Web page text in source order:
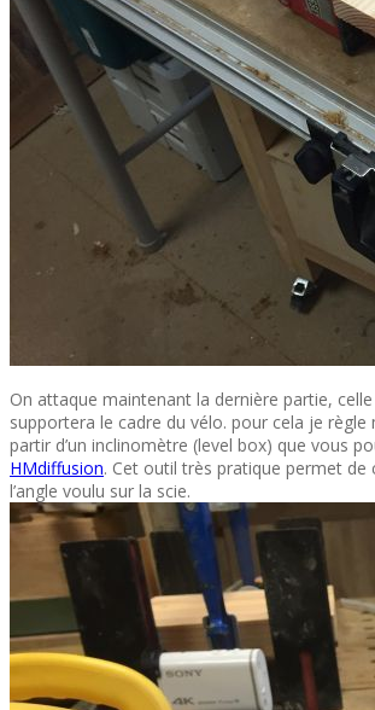
On attaque maintenant la dernière partie,
supportera le cadre du vélo. pour cela je règle
partir d’un inclinomètre (level box) que vous
HMdiffusion. Cet outil très pratique permet de
l’angle voulu sur la scie.